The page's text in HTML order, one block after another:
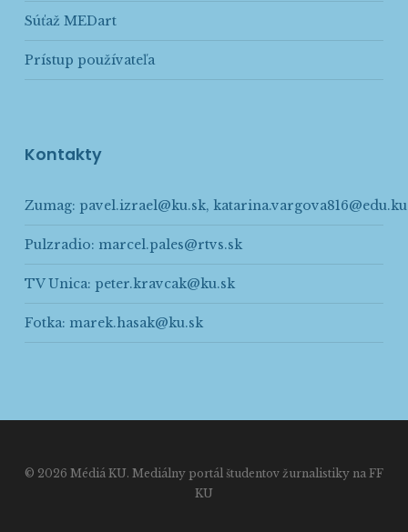
Súťaž MEDart
Prístup používateľa
Kontakty
Zumag: pavel.izrael@ku.sk,
Pulzradio: marcel.pales@rtvs.sk
TV Unica: peter.kravcak@ku.sk
Fotka: marek.hasak@ku.sk
© 2026 Médiá KU. Mediálny portál študentov žurnalistiky na FF
KU